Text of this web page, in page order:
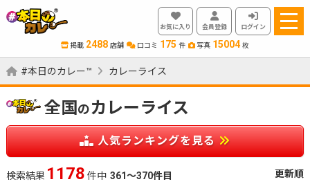
お気に入り 会員登録 ログイン
掲載 2488 店舗 口コミ 175 件 写真 15004 枚
#本日のカレー™ カレーライス
全国 のカレーライス
人気ランキングを見る
検索結果 1178 件中 361～370件目 更新順